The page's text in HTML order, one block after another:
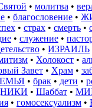
• молитва •
• благословение •
• страх • смерть •
• служение •
• ИЗРАИЛЬ
• Холокост •
Завет • Храм •
• брак • дети •
• Шаббат •
• гомосексуализм •